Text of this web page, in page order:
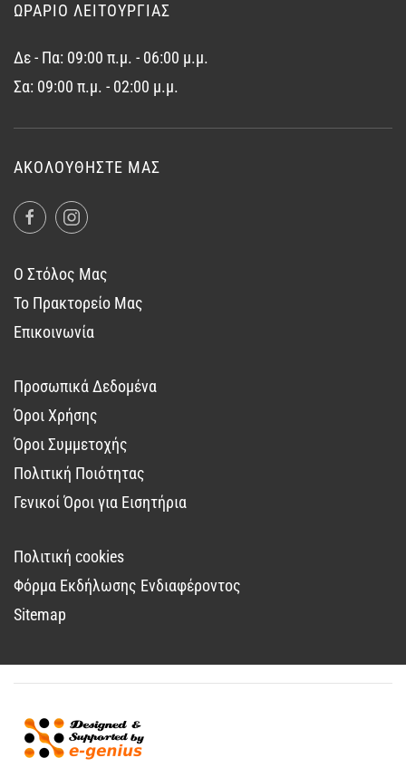
ΩΡΑΡΙΟ ΛΕΙΤΟΥΡΓΙΑΣ
Δε - Πα: 09:00 π.μ. - 06:00 μ.μ.
Σα: 09:00 π.μ. - 02:00 μ.μ.
ΑΚΟΛΟΥΘΉΣΤΕ ΜΑΣ
Ο Στόλος Μας
Το Πρακτορείο Μας
Επικοινωνία
Προσωπικά Δεδομένα
Όροι Χρήσης
Όροι Συμμετοχής
Πολιτική Ποιότητας
Γενικοί Όροι για Εισητήρια
Πολιτική cookies
Φόρμα Εκδήλωσης Ενδιαφέροντος
Sitemap